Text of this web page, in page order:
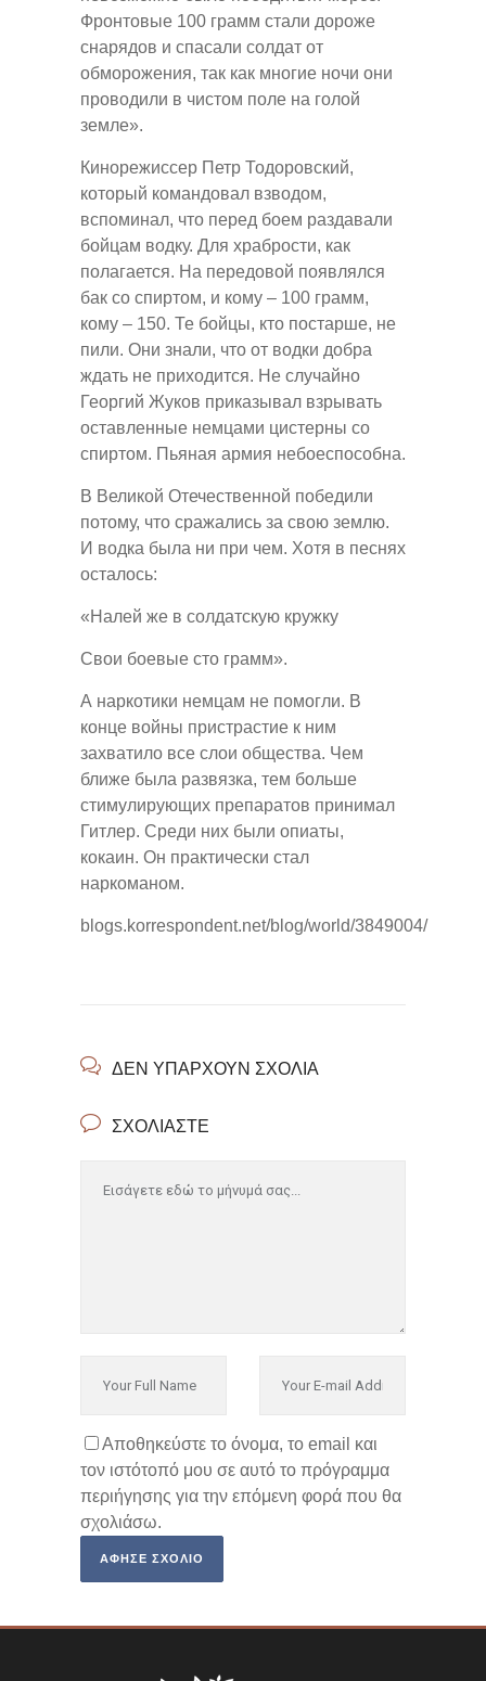
Фронтовые 100 грамм стали дороже
снарядов и спасали солдат от
обморожения, так как многие ночи они
проводили в чистом поле на голой
земле».
Кинорежиссер Петр Тодоровский,
который командовал взводом,
вспоминал, что перед боем раздавали
бойцам водку. Для храбрости, как
полагается. На передовой появлялся
бак со спиртом, и кому – 100 грамм,
кому – 150. Те бойцы, кто постарше, не
пили. Они знали, что от водки добра
ждать не приходится. Не случайно
Георгий Жуков приказывал взрывать
оставленные немцами цистерны со
спиртом. Пьяная армия небоеспособна.
В Великой Отечественной победили
потому, что сражались за свою землю.
И водка была ни при чем. Хотя в песнях
осталось:
«Налей же в солдатскую кружку
Свои боевые сто грамм».
А наркотики немцам не помогли. В
конце войны пристрастие к ним
захватило все слои общества. Чем
ближе была развязка, тем больше
стимулирующих препаратов принимал
Гитлер. Среди них были опиаты,
кокаин. Он практически стал
наркоманом.
blogs.korrespondent.net/blog/world/3849004/
ΔΕΝ ΥΠΆΡΧΟΥΝ ΣΧΌΛΙΑ
ΣΧΟΛΙΆΣΤΕ
Αποθηκεύστε το όνομα, το email και
τον ιστότοπό μου σε αυτό το πρόγραμμα
περιήγησης για την επόμενη φορά που θα
σχολιάσω.